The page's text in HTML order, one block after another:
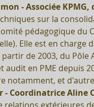
- Associée
sur la
pédagogique du
Elle est en charge
partir de 2003, du
audit en PME depuis
notamment, et
- Coordinatrice Aline